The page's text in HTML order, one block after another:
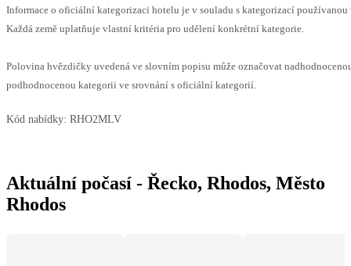
Informace o oficiální kategorizaci hotelu je v souladu s kategorizací používanou
Každá země uplatňuje vlastní kritéria pro udělení konkrétní kategorie.
Polovina hvězdičky uvedená ve slovním popisu může označovat
podhodnocenou kategorii ve srovnání s oficiální kategorií.
Kód nabídky: RHO2MLV
Aktuální počasí - Řecko, Rhodos, Město
Rhodos